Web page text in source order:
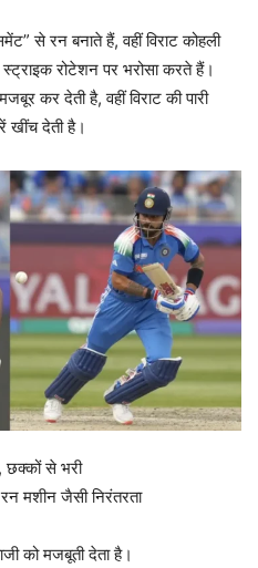
से रन बनाते हैं, वहीं विराट कोहली
रोटेशन पर भरोसा करते हैं।
कर देती है, वहीं विराट की पारी
खींच देती है।
से भरी
मशीन जैसी निरंतरता
को मजबूती देता है।